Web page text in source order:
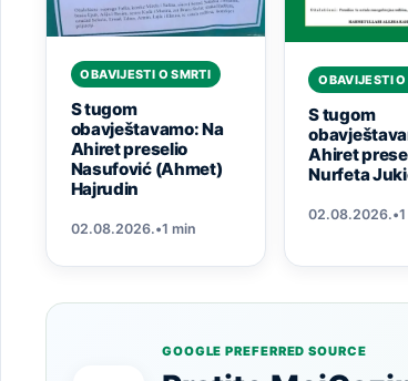
OBAVIJESTI O SMRTI
S tugom
obavještavamo: Na
Ahiret preselio
Nasufović (Ahmet)
Hajrudin
02.08.2026.•1 min
OBAVIJESTI
S tugom
Ahiret
Nurfeta
02.08.2026.•
GOOGLE PREFERRED SOURCE